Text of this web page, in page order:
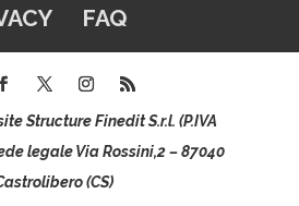
FAQ
Structure Finedit S.r.l. (P.IVA
legale Via Rossini,2 – 87040
(CS)